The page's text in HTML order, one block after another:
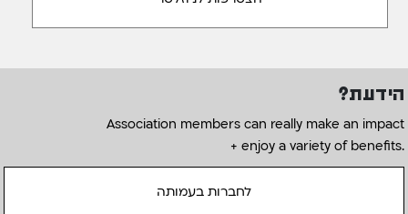
הידעת?
Association members can really make an impact
+ enjoy a variety of benefits.
לחברות בעמותה